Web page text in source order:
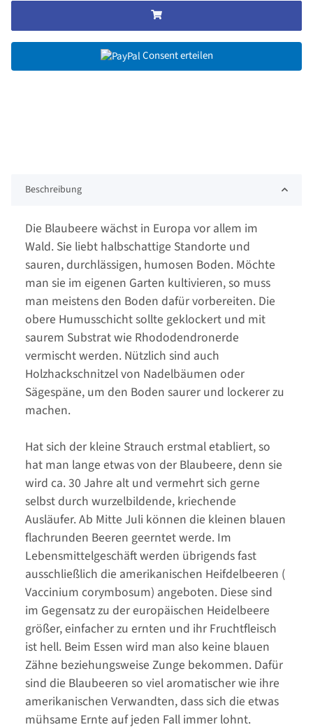
Consent erteilen
Beschreibung
Die Blaubeere wächst in Europa vor allem im
Wald. Sie liebt halbschattige Standorte und
sauren, durchlässigen, humosen Boden. Möchte
man sie im eigenen Garten kultivieren, so muss
man meistens den Boden dafür vorbereiten. Die
obere Humusschicht sollte geklockert und mit
saurem Substrat wie Rhododendronerde
vermischt werden. Nützlich sind auch
Holzhackschnitzel von Nadelbäumen oder
Sägespäne, um den Boden saurer und lockerer zu
machen.
Hat sich der kleine Strauch erstmal etabliert, so
hat man lange etwas von der Blaubeere, denn sie
wird ca. 30 Jahre alt und vermehrt sich gerne
selbst durch wurzelbildende, kriechende
Ausläufer. Ab Mitte Juli können die kleinen blauen
flachrunden Beeren geerntet werde. Im
Lebensmittelgeschäft werden übrigends fast
ausschließlich die amerikanischen Heifdelbeeren (
Vaccinium corymbosum) angeboten. Diese sind
im Gegensatz zu der europäischen Heidelbeere
größer, einfacher zu ernten und ihr Fruchtfleisch
ist hell. Beim Essen wird man also keine blauen
Zähne beziehungsweise Zunge bekommen. Dafür
sind die Blaubeeren so viel aromatischer wie ihre
amerikanischen Verwandten, dass sich die etwas
mühsame Ernte auf jeden Fall immer lohnt.